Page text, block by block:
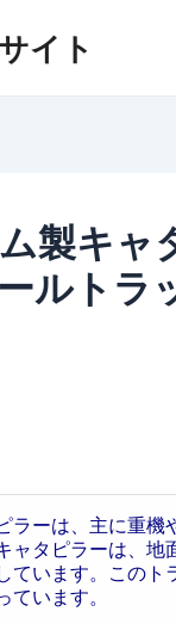
イト
製キャ
ルトラ
ラーは、主に重
ャタピラーは、
ています。この
います。